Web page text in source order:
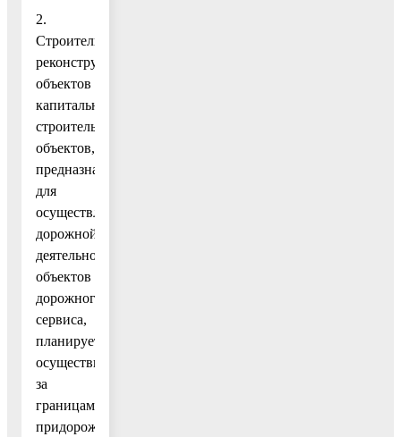
2.
Строительство,
реконструкция
объектов
капитального
строительства,
объектов,
предназначенных
для
осуществления
дорожной
деятельности,
объектов
дорожного
сервиса,
планируется
осуществить
за
границами
придорожных